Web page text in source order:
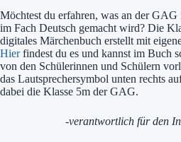
Möchtest du erfahren, was an der
im Fach Deutsch gemacht wird? Die
digitales Märchenbuch erstellt mit
Hierfindest du es und kannst im Buch
von den Schülerinnen und Schülern
das Lautsprechersymbol unten rechts
dabei die Klasse 5m der GAG.
-verantwortlich für den